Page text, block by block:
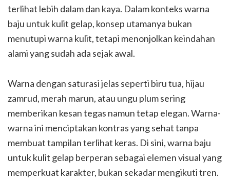
terlihat lebih dalam dan kaya. Dalam konteks warna
baju untuk kulit gelap, konsep utamanya bukan
menutupi warna kulit, tetapi menonjolkan keindahan
alami yang sudah ada sejak awal.
Warna dengan saturasi jelas seperti biru tua, hijau
zamrud, merah marun, atau ungu plum sering
memberikan kesan tegas namun tetap elegan. Warna-
warna ini menciptakan kontras yang sehat tanpa
membuat tampilan terlihat keras. Di sini, warna baju
untuk kulit gelap berperan sebagai elemen visual yang
memperkuat karakter, bukan sekadar mengikuti tren.